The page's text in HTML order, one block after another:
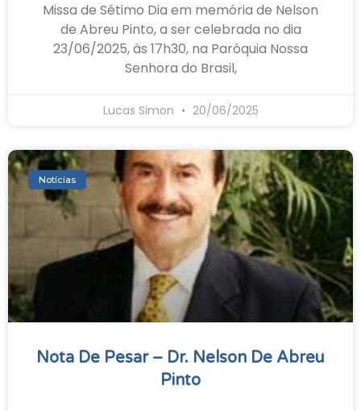
Missa de Sétimo Dia em memória de Nelson
de Abreu Pinto, a ser celebrada no dia
23/06/2025, às 17h30, na Paróquia Nossa
Senhora do Brasil,
Lucas Simon 20/06/2025
Notícias
Nota De Pesar – Dr. Nelson De Abreu
Pinto